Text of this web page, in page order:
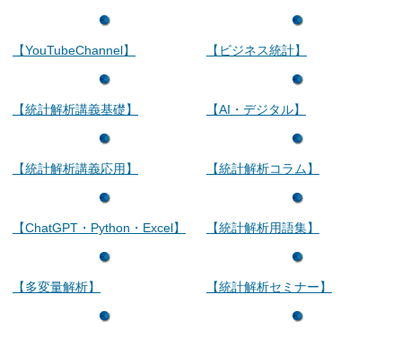
【YouTubeChannel】
【統計解析講義基礎】
【統計解析講義応用】
【ChatGPT・Python・Excel】
【多変量解析】
【ビジネス統計】
【AI・デジタル】
【統計解析コラム】
【統計解析用語集】
【統計解析セミナー】